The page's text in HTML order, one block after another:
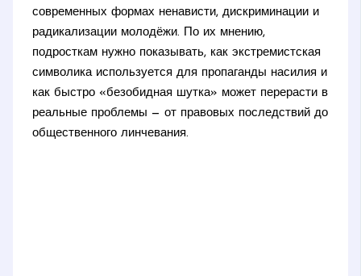
современных формах ненависти, дискриминации и
радикализации молодёжи. По их мнению,
подросткам нужно показывать, как экстремистская
символика используется для пропаганды насилия и
как быстро «безобидная шутка» может перерасти в
реальные проблемы — от правовых последствий до
общественного линчевания.